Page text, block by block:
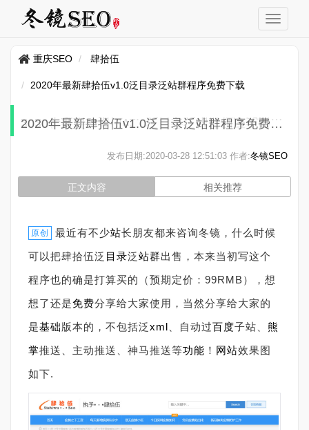
重庆SEO 肆拾伍
2020年最新肆拾伍v1.0泛目录泛站群程序免费下载
2020年最新肆拾伍v1.0泛目录泛站群程序免费下载
发布日期:2020-03-28 12:51:03 作者:冬镜SEO
正文内容 相关推荐
原创 最近有不少站长朋友都来咨询冬镜，什么时候
可以把肆拾伍泛 目录泛站群出售，本来当初写这个
程序也的确是打算买的（预期定价：99RMB），想
想了还是免费分享给大家使用，当然分享给大家的
是基础版本的，不包括泛xml 、自动过百度子站、 熊
掌推送、主动推送、神马推送等功能 ！ 网站效果图
如下.